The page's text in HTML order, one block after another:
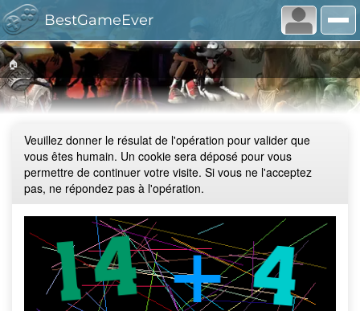
BestGameEver
🏠
Veuillez donner le résulat de l'opération pour valider que
vous êtes humain. Un cookie sera déposé pour vous
permettre de continuer votre visite. Si vous ne l'acceptez
pas, ne répondez pas à l'opération.